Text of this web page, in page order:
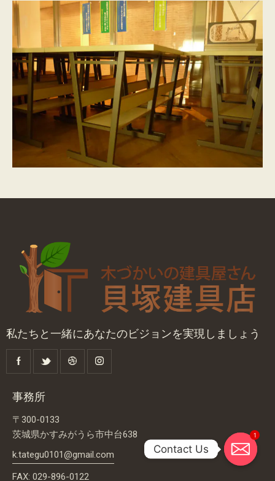
私たちと一緒にあなたのビジョンを実現しましょう
事務所
〒300-0133
茨城県かすみがうら市中台638
k.tategu0101@gmail.com
FAX: 029-896-0122
1
Contact Us